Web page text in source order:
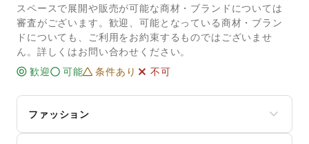
スペースで展開や販売が可能な商材・ブランドについては
審査がございます。歓迎、可能となっている商材・ブラン
ドについても、ご利用をお約束するものではございませ
ん。詳しくはお問い合わせください。
歓迎
可能 条件あり 不可
ファッション